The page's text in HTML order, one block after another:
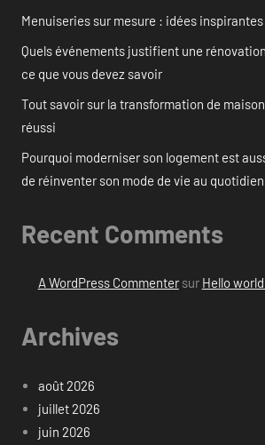
Menuiseries sur mesure : idées
Quels événements justifient une
ce que vous devez savoir
Tout savoir sur la transformation de
réussi
Pourquoi moderniser son logement est
de réinventer son mode de vie au quotidien
Recent Comments
A WordPress Commentersur Hello
Archives
août 2026
juillet 2026
juin 2026